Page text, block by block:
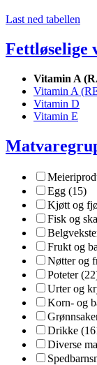
Last ned tabellen
Fettløselige
Vitamin A
Vitamin A
Vitamin D
Vitamin E
Egg (15)
Kjøtt og
Fisk og
Frukt og
Nøtter og
Poteter
Urter og
Korn- og
Drikke
Diverse